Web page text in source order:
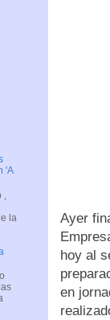
Ayer
hoy al
en
'A
la